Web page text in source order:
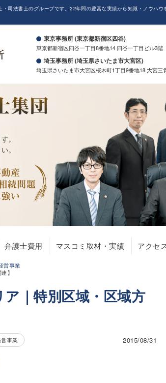
司法書士のグループです。22年間の豊富な実績から知識・ノウハ
東京事務所 (東京都新宿区四谷)
東京都新宿区四谷一丁目8番地14 四谷一丁目ビル3階
埼玉事務所 (埼玉県さいたま市大宮区)
埼玉県さいたま市大宮区桜木町1丁目9番地18 大宮三
。
。
弁護士費用 マスコミ取材・実績 アクセ
営事業
】
ア｜特別区域・区域方
事業 2015/08/31